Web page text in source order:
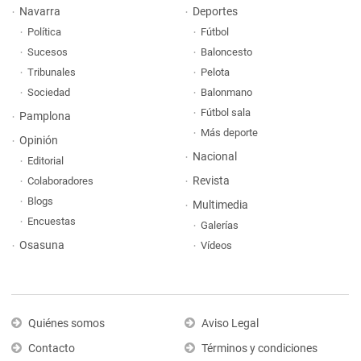
Navarra
Política
Sucesos
Tribunales
Sociedad
Pamplona
Opinión
Editorial
Colaboradores
Blogs
Encuestas
Osasuna
Deportes
Fútbol
Baloncesto
Pelota
Balonmano
Fútbol sala
Más deporte
Nacional
Revista
Multimedia
Galerías
Vídeos
Quiénes somos
Contacto
Aviso Legal
Términos y condiciones